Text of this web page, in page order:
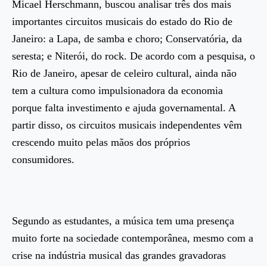
Micael Herschmann, buscou analisar três dos mais
importantes circuitos musicais do estado do Rio de
Janeiro: a Lapa, de samba e choro; Conservatória, da
seresta; e Niterói, do rock. De acordo com a pesquisa, o
Rio de Janeiro, apesar de celeiro cultural, ainda não
tem a cultura como impulsionadora da economia
porque falta investimento e ajuda governamental. A
partir disso, os circuitos musicais independentes vêm
crescendo muito pelas mãos dos próprios
consumidores.
Segundo as estudantes, a música tem uma presença
muito forte na sociedade contemporânea, mesmo com a
crise na indústria musical das grandes gravadoras